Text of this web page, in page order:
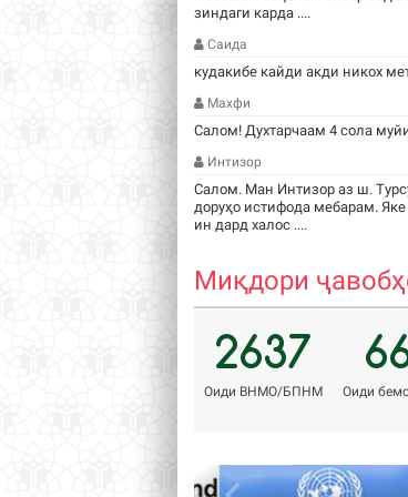
зиндаги карда ....
Саида
кудакибе кайди акди никох
Махфи
Салом! Духтарчаам 4 сола
Интизор
Салом. Ман Интизор аз ш.
доруҳо истифода мебарам.
ин дард халос ....
Миқдори
2637
Оиди ВНМО/БПНМ Оиди